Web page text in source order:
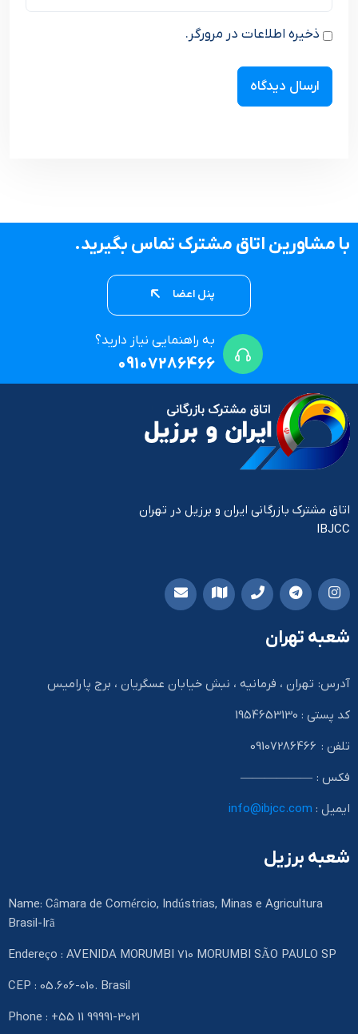
ذخیره اطلاعات در مرورگر.
با مشاورین اتاق مشترک تماس بگیرید.
پنل اعضا
به راهنمایی نیاز دارید؟
09107286466
اتاق مشترک بازرگانی ایران و برزیل در تهران
IBJCC
شعبه تهران
آدرس: تهران ، فرمانیه ، نبش خیابان عسگریان ، برج پارامیس
کد پستی : 1954653130
تلفن : 09107286466
فکس : ——————
ایمیل : info@ibjcc.com
شعبه برزیل
Name: Câmara de Comércio, Indústrias, Minas e Agricultura
Brasil-Irã
Endereço : AVENIDA MORUMBI 710 MORUMBI SÃO PAULO SP
CEP : 05.606-010. Brasil
Phone : +55 11 99991-3021